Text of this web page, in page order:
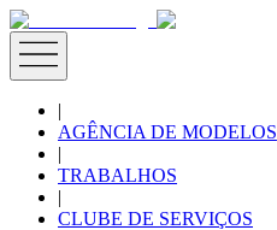
|
AGÊNCIA DE MODELOS
|
TRABALHOS
|
CLUBE DE SERVIÇOS